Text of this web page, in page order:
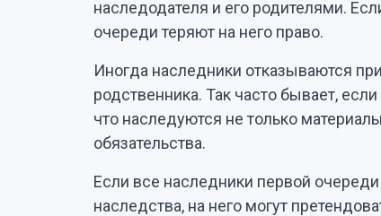
наследодателя и его родителями.
очереди теряют на него право.
Иногда наследники отказываются
родственника. Так часто бывает,
что наследуются не только
обязательства.
Если все наследники первой
наследства, на него могут